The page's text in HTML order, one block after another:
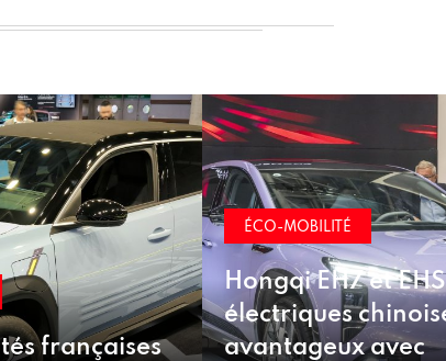
et EHS7 :
chinoises à prix
avec
ÉCO-MOBILITÉ
Nouvelle
d’usine
véhicules